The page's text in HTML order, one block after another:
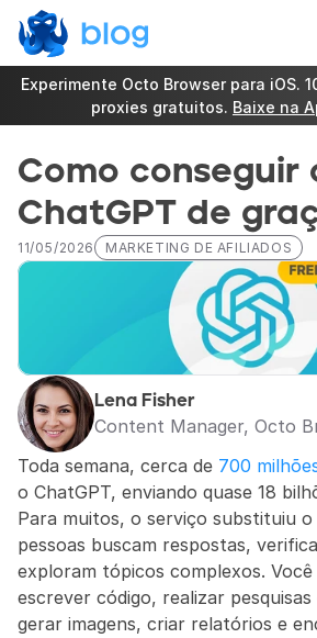
Experimente Octo Browser para iOS.
proxies gratuitos. Baixe na
Como conseguir
ChatGPT de
11/05/2026 MARKETING DE AFILIADOS
Lena Fisher
Content Manager, Octo
Toda semana, cerca de 700
o ChatGPT, enviando quase 18
Para muitos, o serviço substituiu o
pessoas buscam respostas,
exploram tópicos complexos.
escrever código, realizar
gerar imagens, criar relatórios e